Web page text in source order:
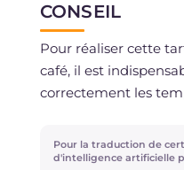
Si vous le souhaitez,
congeler (de
CONSEIL
Pour réaliser cette
café, il est
correctement les
veille. Vous pouvez
tarte jusqu'à l'étape
Pour la traduction de
d'intelligence artificielle